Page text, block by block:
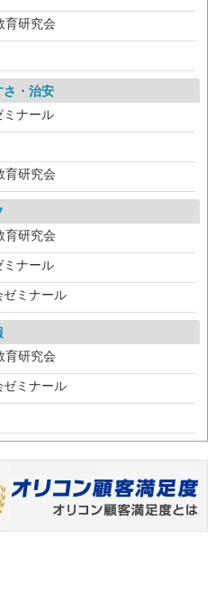
育研究会
さ・治安
ミナール
育研究会
育研究会
ミナール
ゼミナール
育研究会
ゼミナール